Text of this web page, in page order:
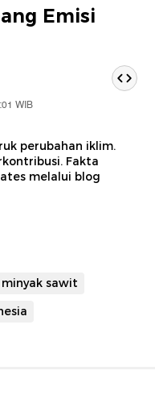
Emisi
WIB
perubahan iklim.
Fakta
melalui blog
minyak sawit